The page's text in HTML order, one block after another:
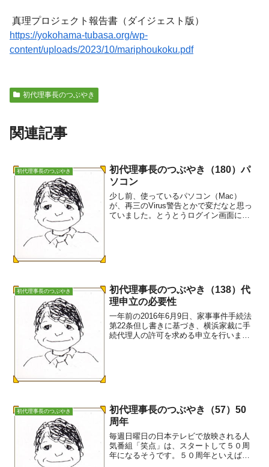
真理プロジェクト報告書（ダイジェスト版）
https://yokohama-tubasa.org/wp-
content/uploads/2023/10/mariphoukoku.pdf
初代理事長のつぶやき
関連記事
初代理事長のつぶやき
初代理事長のつぶやき（180）パ
ソコン
少し前、使っているパソコン（Mac）
が、再三のVirus警告とかで変だなと思っ
ていました。とうとうログイン画面に入
初代理事長のつぶやき
初代理事長のつぶやき（138）代
理申立の必要性
一年前の2016年6月9日、家事事件手続法
第22条但し書きに基づき、横浜家裁に手
続代理人の許可を求める申立を行いまし
初代理事長のつぶやき
初代理事長のつぶやき（57）50
周年
毎週日曜日の日本テレビで放映される人
気番組「笑点」は、スタートして５０周
年になるそうです。５０周年といえば、